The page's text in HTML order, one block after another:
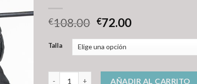
€108.00 €72.00
Talla
plumiferos mujer uniqlo cantidad
AÑADIR AL CARRITO